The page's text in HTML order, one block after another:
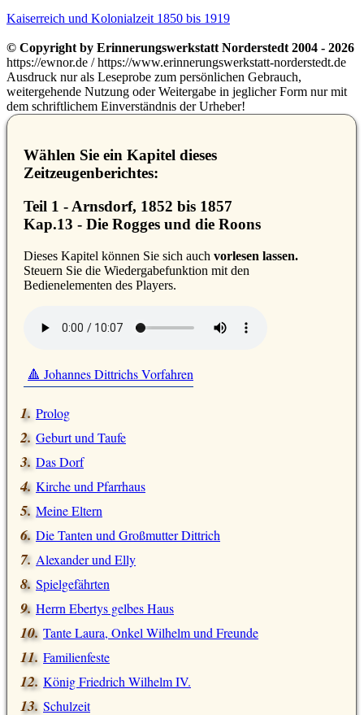
Kaiserreich und Kolonialzeit 1850 bis 1919
© Copyright by Erinnerungswerkstatt Norderstedt 2004 - 2026
https://ewnor.de / https://www.erinnerungswerkstatt-norderstedt.de
Ausdruck nur als Leseprobe zum persönlichen Gebrauch,
weitergehende Nutzung oder Weitergabe in jeglicher Form nur mit
dem schriftlichem Einverständnis der Urheber!
Wählen Sie ein Kapitel dieses
Zeitzeugenberichtes:
Teil 1 - Arnsdorf, 1852 bis 1857
Kap.13 - Die Rogges und die Roons
Dieses Kapitel können Sie sich auch vorlesen lassen.
Steuern Sie die Wiedergabefunktion mit den
Bedienelementen des Players.
🔺 Johannes Dittrichs Vorfahren
Prolog
Geburt und Taufe
Das Dorf
Kirche und Pfarrhaus
Meine Eltern
Die Tanten und Großmutter Dittrich
Alexander und Elly
Spielgefährten
Herrn Ebertys gelbes Haus
Tante Laura, Onkel Wilhelm und Freunde
Familienfeste
König Friedrich Wilhelm IV.
Schulzeit